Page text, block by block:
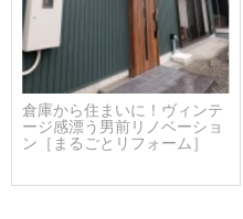
倉庫から住まいに！ヴィンテ
ージ感漂う男前リノベーショ
ン［まるごとリフォーム］